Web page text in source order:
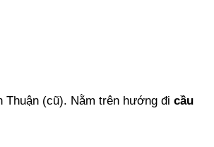
Thuận (cũ). Nằm trên hướng đi cầu